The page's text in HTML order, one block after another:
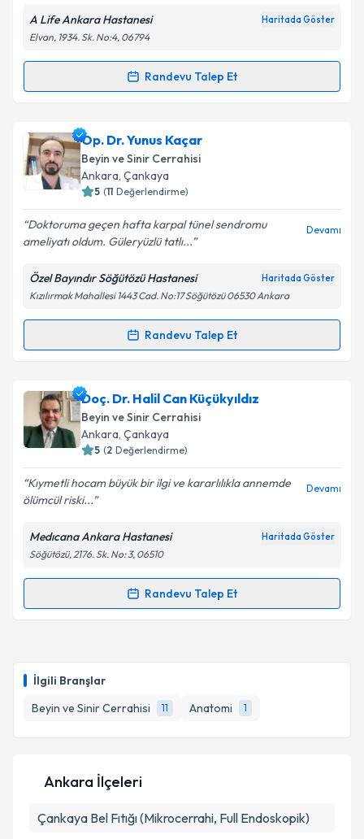
İlgili Branşlar
Beyin ve Sinir Cerrahisi
11 Anatomi 1
Kişisel verilerimin işlenmesine ilişkin
Aydınlatma
Metni'ni okudum ve kişisel verilerimin belirtilen
kapsamda işlenmesini kabul ediyorum.
A Life Ankara Hastanesi Haritada Göster
Elvan, 1934. Sk. No:4, 06794
Randevu Talep Et
Randevu Takvimi Talebi
Op. Dr. İskender Samet Daltaban
takvimi talebi oluşturun. Size bu uzmandan randevu
almanız için bir takvim hazırlandığında e-posta ile
bilgilendireceğiz.
E-posta Adresiniz
Kişisel verilerimin işlenmesine ilişkinAydınlatma
Metni'ni okudum ve kişisel verilerimin belirtilen
kapsamda işlenmesini kabul ediyorum.
Op. Dr. Yunus Kaçar
Beyin ve Sinir Cerrahisi
Ankara, Çankaya
5 (11 Değerlendirme)
Doktoruma geçen hafta karpal tünel sendromu
ameliyatı oldum. Güleryüzlü tatlı...
Devamı
Özel Bayındır Söğütözü Hastanesi Haritada Göster
Kızılırmak Mahallesi 1443 Cad. No:17 Söğütözü 06530 Ankara
Randevu Talep Et
Randevu Takvimi Talebi
Op. Dr. Yunus Kaçariçin randevu takvimi talebi
oluşturun. Size bu uzmandan randevu almanız için bir
takvim hazırlandığında e-posta ile bilgilendireceğiz.
Kişisel verilerimin işlenmesine ilişkin
Aydınlatma
Metni'ni okudum ve kişisel verilerimin belirtilen
kapsamda işlenmesini kabul ediyorum.
Doç. Dr. Halil Can Küçükyıldız
Beyin ve Sinir Cerrahisi
Ankara, Çankaya
5 (2 Değerlendirme)
Kıymetli hocam büyük bir ilgi ve kararlılıkla annemde
ölümcül riski...
Devamı
Medıcana Ankara Hastanesi Haritada Göster
Söğütözü, 2176. Sk. No: 3, 06510
Randevu Talep Et
Randevu Takvimi Talebi
için bir takvim hazırlandığında e-posta ile
bilgilendireceğiz.
E-posta Adresiniz
Kişisel verilerimin işlenmesine ilişkinAydınlatma
Ankara İlçeleri
Çankaya Bel Fıtığı (Mikrocerrahi, Full Endoskopik)